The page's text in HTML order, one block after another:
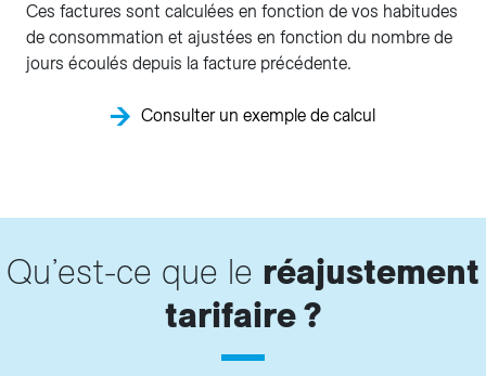
Ces factures sont calculées en fonction de vos habitudes
de consommation et ajustées en fonction du nombre de
jours écoulés depuis la facture précédente.
Consulter un exemple de calcul
Qu’est-ce que le réajustement
tarifaire ?